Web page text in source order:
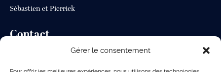
Gérer le consentement
Sébastien et Pierrick
Contact